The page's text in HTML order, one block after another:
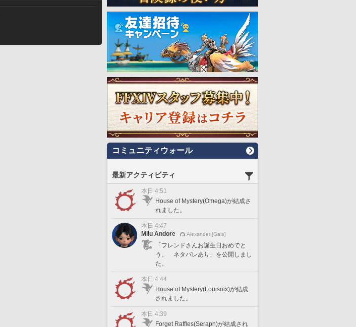
コミュニティウォール
最新アクティビティ
本日 4:51
House of Mystery(Omega)が結成さ
れました。
本日 4:47
Milu Andore
Alexander [Gaia]
「フレンドさんお誕生日おめでと
う。 ネタバレあり」を公開しまし
た。
本日 4:44
House of Mystery(Louisoix)が結成
されました。
本日 4:39
Forget Raffles(Seraph)が結成され